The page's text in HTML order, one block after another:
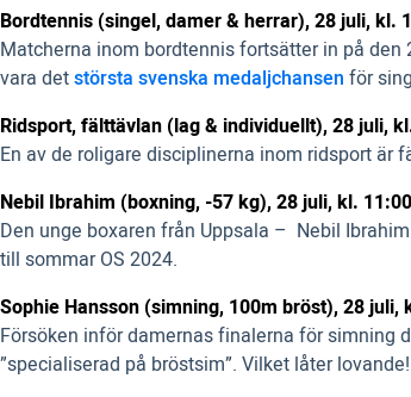
Bordtennis (singel, damer & herrar), 28 juli, kl.
Matcherna inom bordtennis fortsätter in på
vara detstörsta svenska medaljchansen för
Ridsport, fälttävlan (lag & individuellt), 28 juli,
En av de roligare disciplinerna inom ridsport är
Nebil Ibrahim (boxning, -57 kg), 28 juli, kl. 11:00
Den unge boxaren från Uppsala – Nebil
till sommar OS 2024.
Sophie Hansson (simning, 100m bröst), 28 juli,
Försöken inför damernas finalerna för simning
”specialiserad på bröstsim”. Vilket låter lovande!